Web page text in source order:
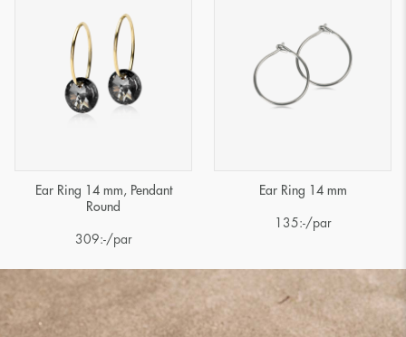
Ear Ring 14 mm, Pendant
Round
309:-/par
Ear Ring 14 mm
135:-/par